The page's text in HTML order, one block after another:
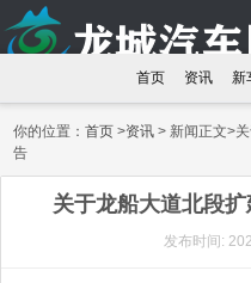
首页 资讯 新
你的位置：首页 >资讯 > 新闻正文>
告
关于龙船大道北段
发布时间: